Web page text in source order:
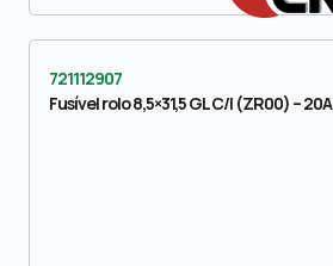
721112907
Fusível rolo 8,5×31,5 GL C/I (ZR00) – 20A